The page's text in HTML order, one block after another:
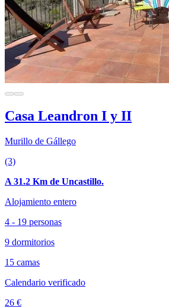
Casa Leandron I y II
Murillo de Gállego
(3)
A 31.2 Km de Uncastillo.
Alojamiento entero
4 - 19 personas
9 dormitorios
15 camas
Calendario verificado
26 €